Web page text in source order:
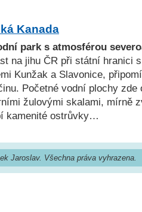
Kanada
park s atmosférou
na jihu ČR při státní hranici
Kunžak a Slavonice,
Početné vodní plochy
žulovými skalami, mírně
kamenité ostrůvky…
Jaroslav. Všechna práva vyhrazena.